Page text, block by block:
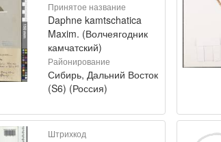
Принятое название
Daphne kamtschatica
Maxim. (Волчеягодник
камчатский)
Районирование
Сибирь, Дальний Восток
(S6) (Россия)
Штрихкод